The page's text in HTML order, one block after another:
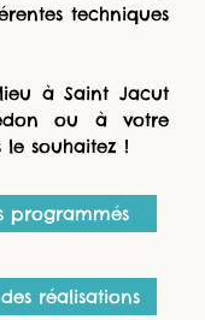
techniques
à Saint Jacut
ou à votre
le souhaitez !
programmés
réalisations